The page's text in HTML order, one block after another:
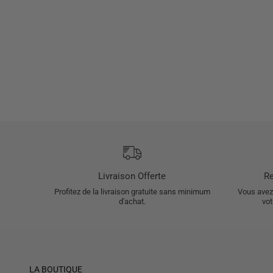
Livraison Offerte
Profitez de la livraison gratuite sans minimum
d'achat.
Vous
LA BOUTIQUE